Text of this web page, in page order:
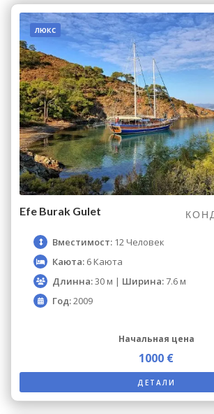
люкс
Efe Burak Gulet
Вместимост: 12 Человек
Каюта: 6 Каюта
Длинна:30 м | Ширина:7.6 м
Год:2009
Начальная цена
1000 €
ДЕТАЛИ